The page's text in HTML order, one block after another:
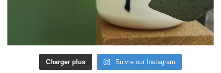
Charger plus Suivre sur Instagram